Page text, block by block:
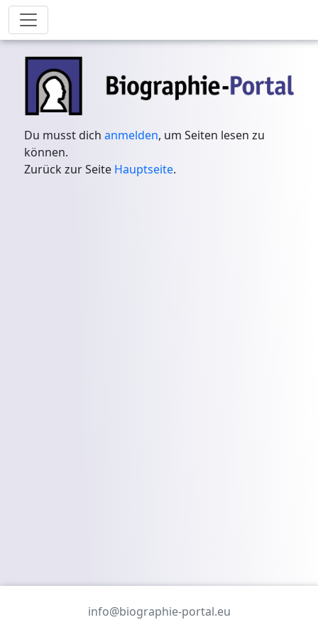
Du musst dichanmelden, um Seiten lesen zu
können.
Zurück zur Seite Hauptseite.
info@biographie-portal.eu